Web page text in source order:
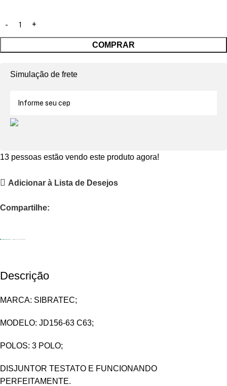
COMPRAR
Simulação de frete
13 pessoas estão vendo este produto agora!
Adicionar à Lista de Desejos
Compartilhe:
Descrição
MARCA: SIBRATEC;
MODELO: JD156-63 C63;
POLOS: 3 POLO;
DISJUNTOR TESTATO E FUNCIONANDO
PERFEITAMENTE.